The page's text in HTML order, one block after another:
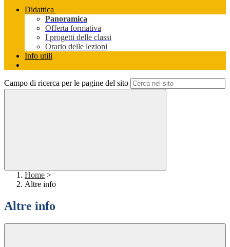
Didattica
Panoramica
Offerta formativa
I progetti delle classi
Orario delle lezioni
Info utili
Campo di ricerca per le pagine del sito
Home >
Altre info
Altre info